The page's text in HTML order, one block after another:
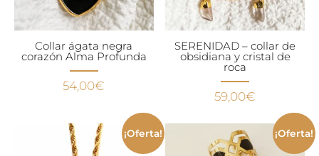
Collar ágata negra
corazón Alma Profunda
54,00€
SERENIDAD – collar de
obsidiana y cristal de
roca
59,00€
¡Oferta! ¡Oferta!